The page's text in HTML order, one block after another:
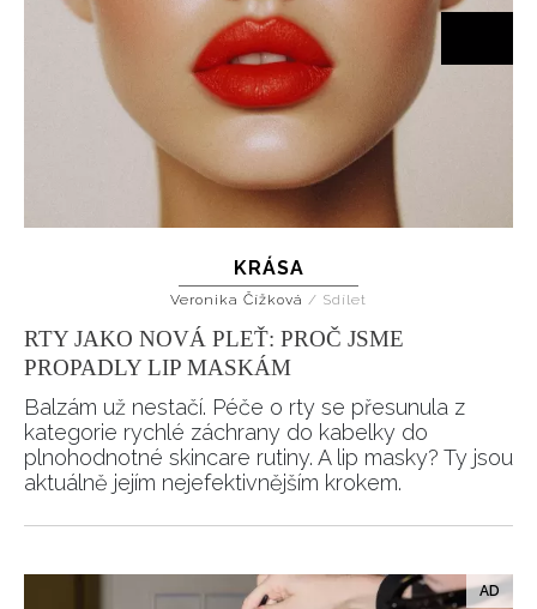
KRÁSA
Veronika Čížková / Sdílet
RTY JAKO NOVÁ PLEŤ: PROČ JSME
PROPADLY LIP MASKÁM
Balzám už nestačí. Péče o rty se přesunula z
kategorie rychlé záchrany do kabelky do
plnohodnotné skincare rutiny. A lip masky? Ty jsou
aktuálně jejím nejefektivnějším krokem.